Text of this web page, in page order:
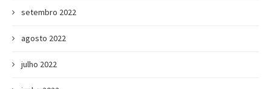
setembro 2022
agosto 2022
julho 2022